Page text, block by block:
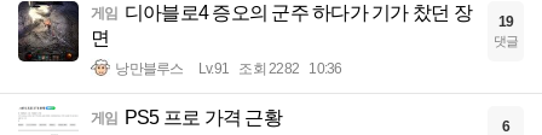
게임 디아블로4 증오의 군주 하다가 기가 찼던 장
면
낭만블루스 Lv.91 조회 2282 10:36
19
댓글
게임 PS5 프로 가격 근황 6